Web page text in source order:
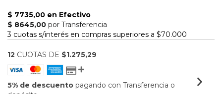
12 CUOTAS DE $1.275,29
5% de descuento pagando con Transferencia o